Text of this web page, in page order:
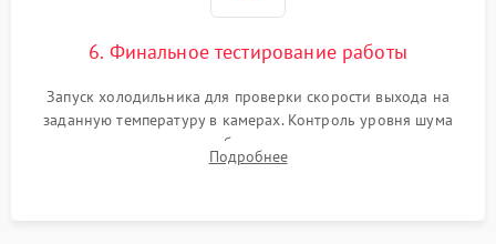
6. Финальное тестирование работы
Запуск холодильника для проверки скорости выхода на
заданную температуру в камерах. Контроль уровня шума
компрессора, отсутствия обмерзания стенок и корректного
срабатывания системы автоматической оттайки.
Подробнее